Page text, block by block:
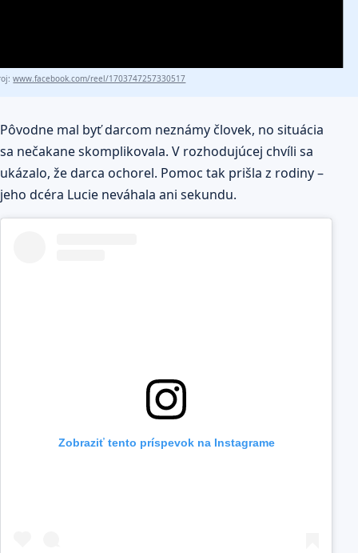
www.facebook.com/reel/1703747257330517
Pôvodne mal byť darcom neznámy človek, no situácia
sa nečakane skomplikovala. V rozhodujúcej chvíli sa
ukázalo, že darca ochorel. Pomoc tak prišla z rodiny –
jeho dcéra Lucie neváhala ani sekundu.
Zobraziť tento príspevok na Instagrame